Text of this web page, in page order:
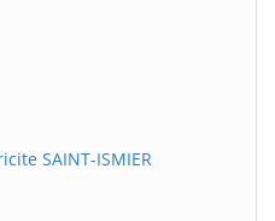
SAINT-ISMIER